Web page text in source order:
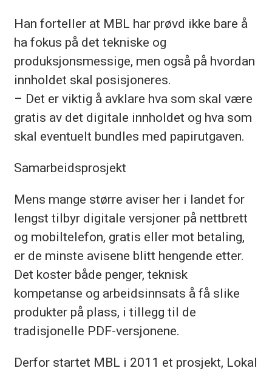
Han forteller at MBL har prøvd ikke bare å
ha fokus på det tekniske og
produksjonsmessige, men også på hvordan
innholdet skal posisjoneres.
– Det er viktig å avklare hva som skal være
gratis av det digitale innholdet og hva som
skal eventuelt bundles med papirutgaven.
Samarbeidsprosjekt
Mens mange større aviser her i landet for
lengst tilbyr digitale versjoner på nettbrett
og mobiltelefon, gratis eller mot betaling,
er de minste avisene blitt hengende etter.
Det koster både penger, teknisk
kompetanse og arbeidsinnsats å få slike
produkter på plass, i tillegg til de
tradisjonelle PDF-versjonene.
Derfor startet MBL i 2011 et prosjekt, Lokal